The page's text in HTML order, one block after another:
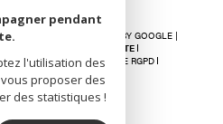
| TRADUCTION POWERED BY GOOGLE |
PLAN DU SITE
NOS LIENS
POLITIQUE RGPD
pendant
l'utilisation des
proposer des
des statistiques !